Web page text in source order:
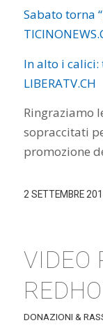
Sabato torna
In alto i calici:
LIBERATV.CH
Ringraziamo
sopraccitati
promozione
2 SETTEMBRE
VIDEO
DONAZIONI &